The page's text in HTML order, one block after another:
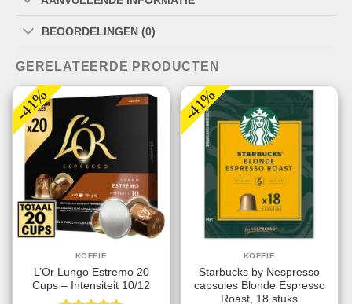
BEOORDELINGEN (0)
GERELATEERDE PRODUCTEN
-41%
KOFFIE
L’Or Lungo Estremo 20
Cups – Intensiteit 10/12
-41%
KOFFIE
Starbucks by Nespresso
capsules Blonde Espresso
Roast, 18 stuks